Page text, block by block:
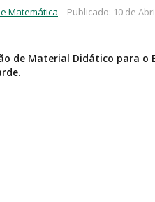
Matemática Publicado: 10 de
de Material Didático para o